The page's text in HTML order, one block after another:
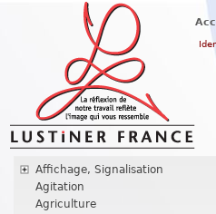
Affichage, Signalisation
Agitation
Agriculture